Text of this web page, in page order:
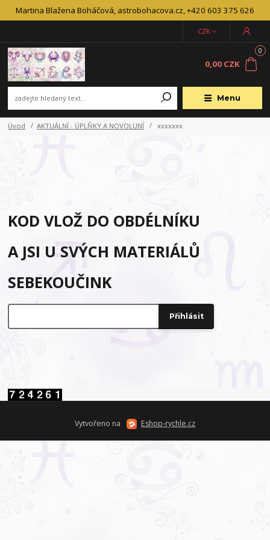
Martina Blažena Boháčová, astrobohacova.cz, +420 603 375 626
Menu
CZK
0
0,00 CZK
Úvod AKTUÁLNÍ - ÚPLŇKY A NOVOLUNÍ xxxxxxx
KOD VLOŽ DO OBDÉLNÍKU
A JSI U SVÝCH MATERIÁLŮ
SEBEKOUČINK
Vytvořeno na Eshop-rychle.cz